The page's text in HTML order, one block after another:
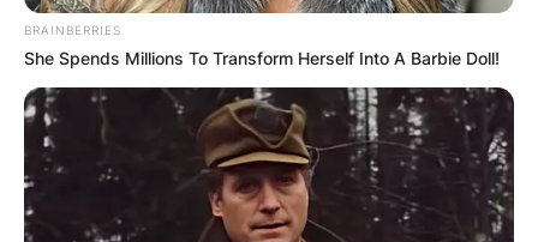
потребно. На пример им недостигаше
квалитетно сирење и квалитетен мед. Во
соработка со наши пријатели изградивме
партнерски однос, земавме сандаци со
пчели кои ги чуваме во близина на Скопје,
тој мед исто така го пласираме преку
„Наша
фарма“
. Дел од козите кои се чуваат во
BRAINBERRIES
She Spends Millions To Transform Herself Into A Barbie Doll!